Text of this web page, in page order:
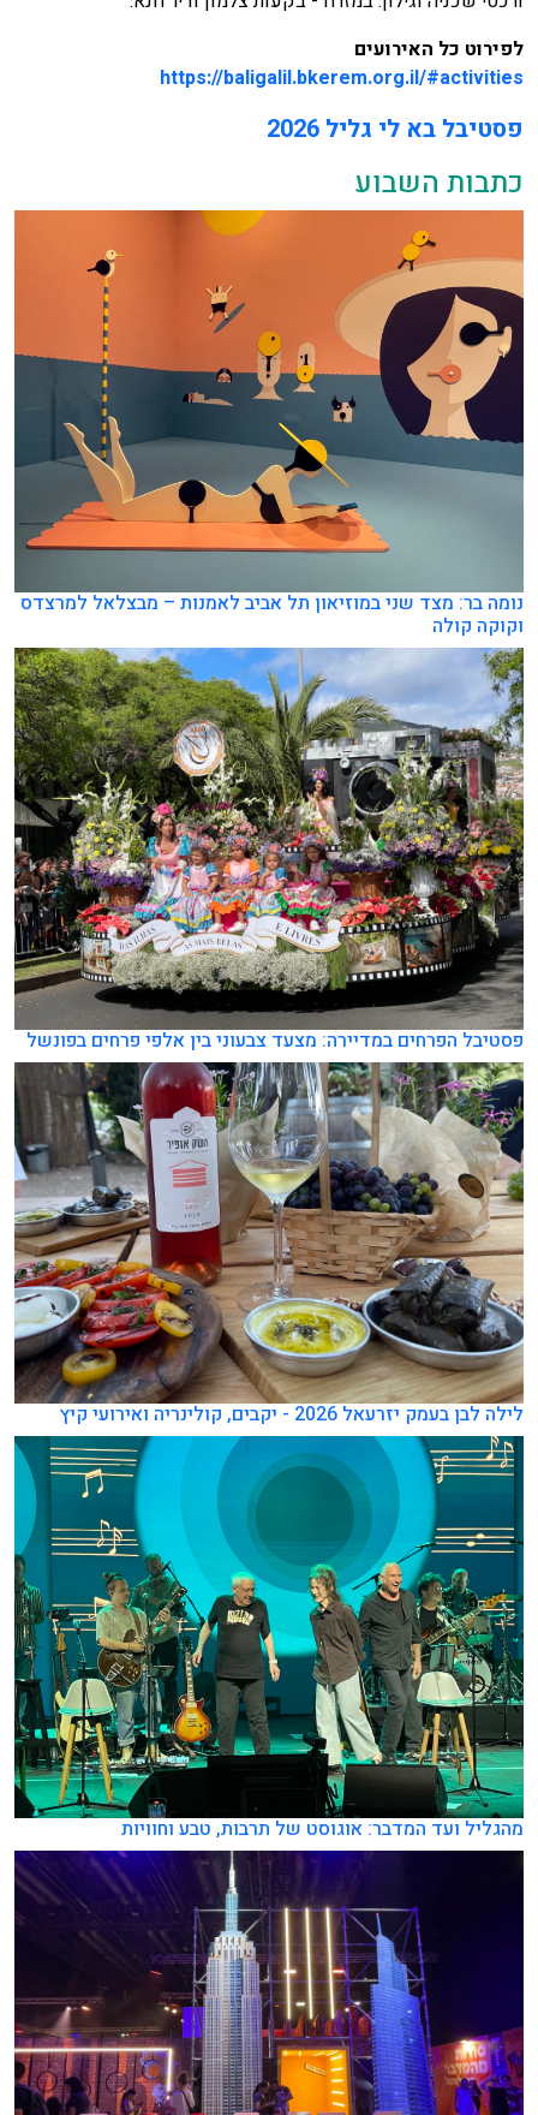
לפירוט כל האירועים
https://baligalil.bkerem.org.il/#activities
פסטיבל בא לי גליל 2026
כתבות השבוע
נומה בר: מצד שני במוזיאון תל אביב לאמנות – מבצלאל למרצדס
וקוקה קולה
פסטיבל הפרחים במדיירה: מצעד צבעוני בין אלפי פרחים בפונשל
לילה לבן בעמק יזרעאל 2026 - יקבים, קולינריה ואירועי קיץ
מהגליל ועד המדבר: אוגוסט של תרבות, טבע וחוויות